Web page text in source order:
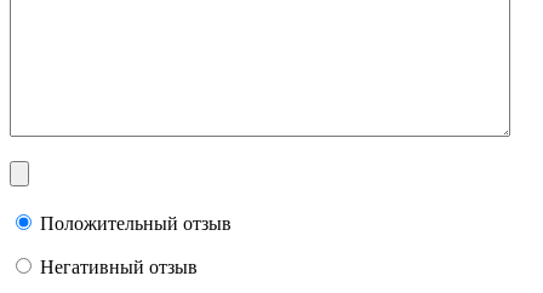
Положительный отзыв
Негативный отзыв